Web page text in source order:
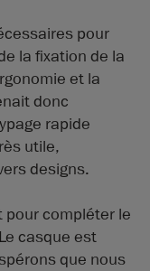
pour
la fixation de la
et la
donc
rapide
utile,
designs.
pour compléter le
casque est
que nous